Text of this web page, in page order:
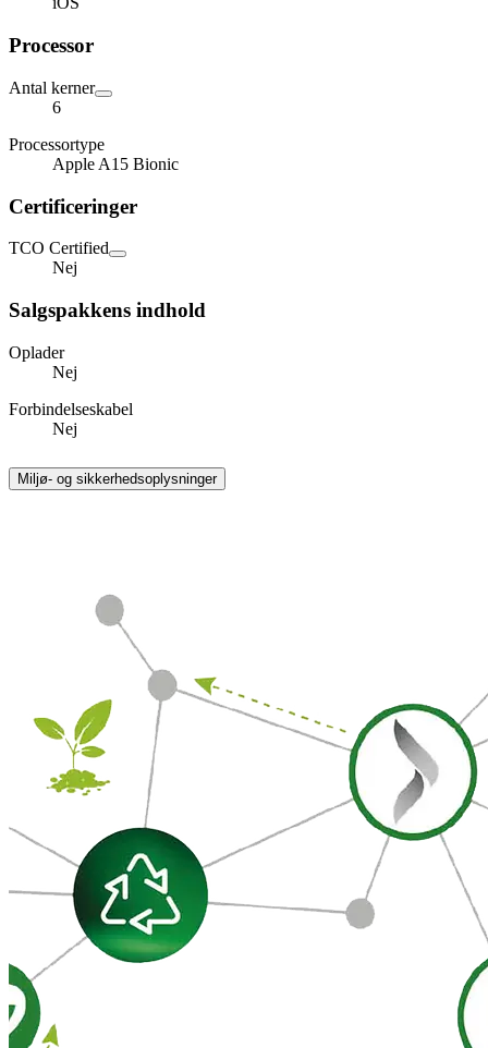
Processor
Antal kerner
6
Processortype
Apple A15 Bionic
Certificeringer
TCO Certified
Nej
Salgspakkens indhold
Oplader
Nej
Forbindelseskabel
Nej
Miljø- og sikkerhedsoplysninger